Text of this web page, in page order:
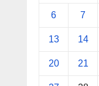
6 7
13 14
20 21